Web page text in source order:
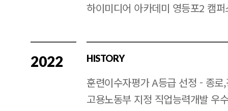
하이미디어 아카데미 영등포2 캠
2022 HISTORY
훈련이수자평가 A등급 선정 - 종로
고용노동부 지정 직업능력개발 우